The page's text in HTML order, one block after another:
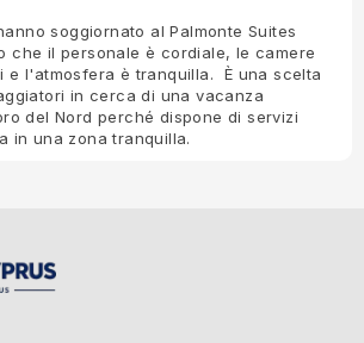
soggiornato al Palmonte Suites
che il personale è cordiale, le camere
e l'atmosfera è tranquilla. È una scelta
in cerca di una vacanza
del Nord perché dispone di servizi
in una zona tranquilla.